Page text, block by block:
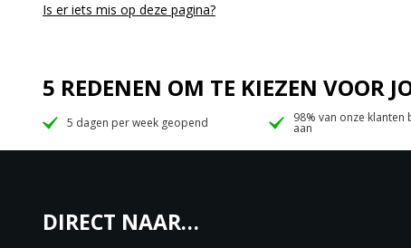
Is er iets mis op deze pagina?
5 REDENEN OM TE KIEZEN VOOR
5 dagen per week geopend 98% van onze klanten
aan
DIRECT NAAR…